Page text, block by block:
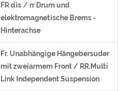
FR dis / rr Drum und
elektromagnetische Brems -
Hinterachse
Fr. Unabhängige Hängebersuder
mit zweiarmem Front / RR.Multi
Link Independent Suspension